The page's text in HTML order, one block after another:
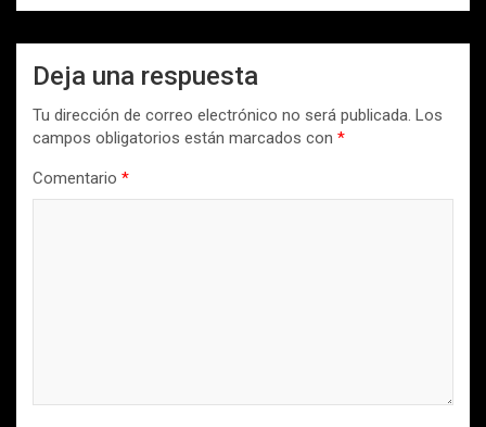
Deja una respuesta
Tu dirección de correo electrónico no será publicada. Los
campos obligatorios están marcados con *
Comentario *